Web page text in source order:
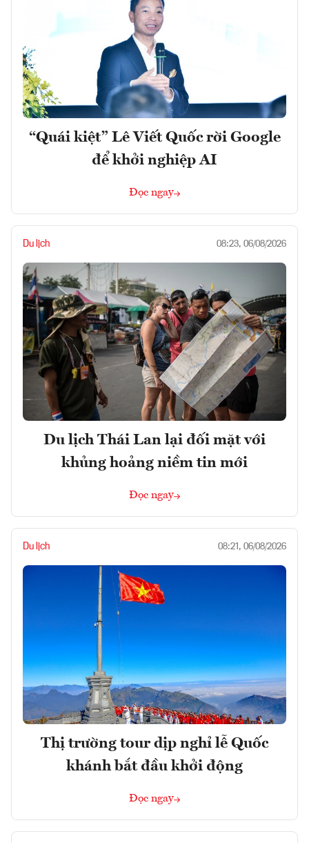
“Quái kiệt” Lê Viết Quốc rời Google
để khởi nghiệp AI
Đọc ngay
Du lịch 08:23, 06/08/2026
Du lịch Thái Lan lại đối mặt với
khủng hoảng niềm tin mới
Đọc ngay
Du lịch 08:21, 06/08/2026
Thị trường tour dịp nghỉ lễ Quốc
khánh bắt đầu khởi động
Đọc ngay